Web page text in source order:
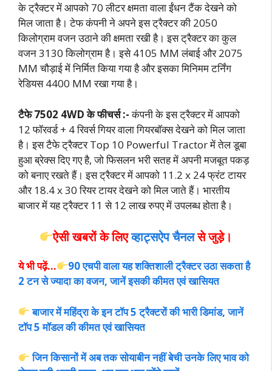
के ट्रैक्टर में आपको 70 लीटर क्षमता वाला ईंधन टैंक देखने को
मिल जाता है। टेफ कंपनी ने अपने इस ट्रैक्टर की 2050
किलोग्राम वजन उठाने की क्षमता रखी है। इस ट्रैक्टर का कुल
वजन 3130 किलोग्राम है। इसे 4105 MM लंबाई और 2075
MM चौड़ाई में निर्मित किया गया है और इसका मिनिमम टर्निंग
रेडियस 4400 MM रखा गया है।
टैफे 7502 4WD के फीचर्स :-कंपनी के इस ट्रैक्टर में आपको
12 फॉरवर्ड + 4 रिवर्स गियर वाला गियरबॉक्स देखने को मिल जाता
है। इस टैफे ट्रैक्टर Top 10 Powerful Tractor में तेल डूबा
हुआ ब्रेक्स दिए गए है, जो फिसलन भरी सतह में अपनी मजबूत पकड़
को बनाए रखते हैं। इस ट्रैक्टर में आपको 11.2 x 24 फ्रंट टायर
और 18.4 x 30 रियर टायर देखने को मिल जाते हैं। भारतीय
बाजार में यह ट्रैक्टर 11 से 12 लाख रुपए में उपलब्ध होता है।
ऐसी खबरों के लिएव्हाट्सऐप चैनलसे जुड़े।
ये भी पढ़ें…
90 एचपी वाला यह शक्तिशाली ट्रैक्टर उठा सकता है
2 टन से ज्यादा का वजन, जानें इसकी कीमत एवं खासियत
बाजार में महिंद्रा के इन टॉप 5 ट्रैक्टरों की भारी डिमांड, जानें
टॉप 5 मॉडल की कीमत एवं खासियत
जिन किसानों में अब तक सोयाबीन नहीं बेची उनके लिए भाव को